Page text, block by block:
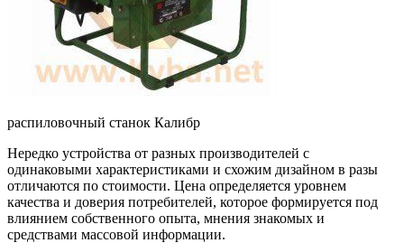
распиловочный станок Калибр
Нередко устройства от разных производителей с
одинаковыми характеристиками и схожим дизайном в разы
отличаются по стоимости. Цена определяется уровнем
качества и доверия потребителей, которое формируется под
влиянием собственного опыта, мнения знакомых и
средствами массовой информации.